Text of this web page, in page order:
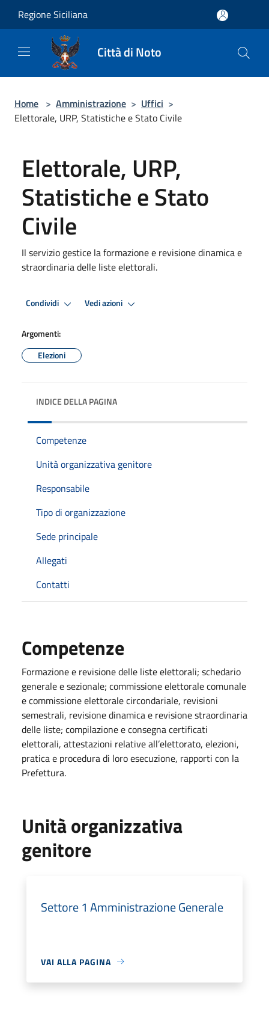
Regione Siciliana
Città di Noto
Home > Amministrazione > Uffici >
Elettorale, URP, Statistiche e Stato Civile
Elettorale, URP,
Statistiche e Stato
Civile
Il servizio gestice la formazione e revisione dinamica e
straordinaria delle liste elettorali.
Condividi Vedi azioni
Argomenti:
Elezioni
INDICE DELLA PAGINA
Competenze
Unità organizzativa genitore
Responsabile
Tipo di organizzazione
Sede principale
Allegati
Contatti
Competenze
Formazione e revisione delle liste elettorali; schedario
generale e sezionale; commissione elettorale comunale
e commissione elettorale circondariale, revisioni
semestrali, revisione dinamica e revisione straordinaria
delle liste; compilazione e consegna certificati
elettorali, attestazioni relative all’elettorato, elezioni,
pratica e procedura di loro esecuzione, rapporti con la
Prefettura.
Unità organizzativa
genitore
Settore 1 Amministrazione Generale
VAI ALLA PAGINA